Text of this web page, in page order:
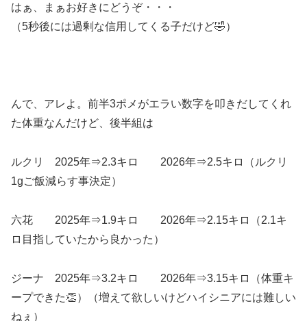
はぁ、まぁお好きにどうぞ・・・
（5秒後には過剰な信用してくる子だけど🤣）
んで、アレよ。前半3ポメがエラい数字を叩きだしてくれ
た体重なんだけど、後半組は
ルクリ 2025年⇒2.3キロ 2026年⇒2.5キロ（ルクリ
1gご飯減らす事決定）
六花 2025年⇒1.9キロ 2026年⇒2.15キロ（2.1キ
ロ目指していたから良かった）
ジーナ 2025年⇒3.2キロ 2026年⇒3.15キロ（体重キ
ープできた👏）（増えて欲しいけどハイシニアには難しい
ねぇ）